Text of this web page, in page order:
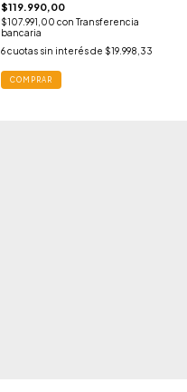
$119.990,00
$107.991,00 con Transferencia
bancaria
6 cuotas sin interés de $19.998,33
COMPRAR